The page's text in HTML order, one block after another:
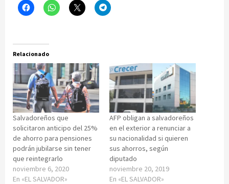
Relacionado
Salvadoreños que
solicitaron anticipo del 25%
de ahorro para pensiones
podrán jubilarse sin tener
que reintegrarlo
noviembre 6, 2020
En «EL SALVADOR»
AFP obligan a salvadoreños
en el exterior a renunciar a
su nacionalidad si quieren
sus ahorros, según
diputado
noviembre 20, 2019
En «EL SALVADOR»